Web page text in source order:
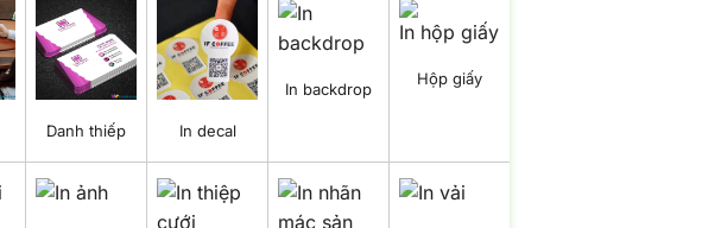
Danh thiếp In decal
In backdrop
Hộp giấy